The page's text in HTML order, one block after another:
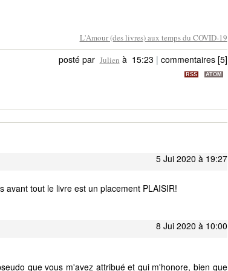
L'Amour (des livres) aux temps du COVID-19
posté par Julien à 15:23 | commentaires [5]
RSS ATOM
5 Jui 2020 à 19:27
avant tout le livre est un placement PLAISIR!
8 Jui 2020 à 10:00
que vous m'avez attribué et qui m'honore, bien que